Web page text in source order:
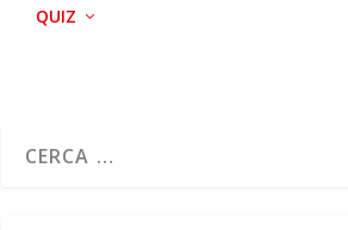
QUIZ